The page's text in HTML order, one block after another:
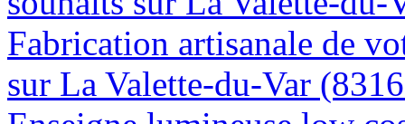
Fabrication artisanale de
sur La Valette-du-Var